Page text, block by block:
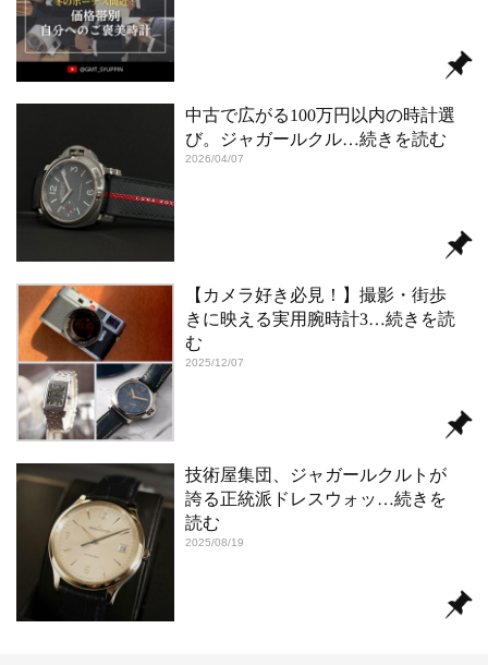
中古で広がる100万円以内の時計選
び。ジャガールクル…続きを読む
2026/04/07
【カメラ好き必見！】撮影・街歩
きに映える実用腕時計3…続きを読
む
2025/12/07
技術屋集団、ジャガールクルトが
誇る正統派ドレスウォッ …続きを
読む
2025/08/19